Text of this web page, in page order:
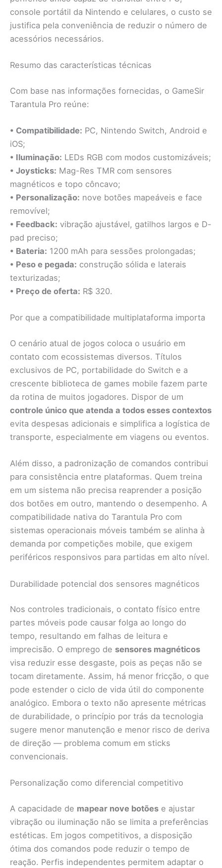
console portátil da Nintendo e celulares, o custo se
justifica pela conveniência de reduzir o número de
acessórios necessários.
Resumo das características técnicas
Com base nas informações fornecidas, o GameSir
Tarantula Pro reúne:
• Compatibilidade: PC, Nintendo Switch, Android e
iOS;
• Iluminação: LEDs RGB com modos customizáveis;
• Joysticks: Mag-Res TMR com sensores
magnéticos e topo côncavo;
• Personalização: nove botões mapeáveis e face
removível;
• Feedback: vibração ajustável, gatilhos largos e D-
pad preciso;
• Bateria: 1200 mAh para sessões prolongadas;
• Peso e pegada: construção sólida e laterais
texturizadas;
• Preço de oferta: R$ 320.
Por que a compatibilidade multiplataforma importa
O cenário atual de jogos coloca o usuário em
contato com ecossistemas diversos. Títulos
exclusivos de PC, portabilidade do Switch e a
crescente biblioteca de games mobile fazem parte
da rotina de muitos jogadores. Dispor de um
controle único que atenda a todos esses contextos
evita despesas adicionais e simplifica a logística de
transporte, especialmente em viagens ou eventos.
Além disso, a padronização de comandos contribui
para consistência entre plataformas. Quem treina
em um sistema não precisa reaprender a posição
dos botões em outro, mantendo o desempenho. A
compatibilidade nativa do Tarantula Pro com
sistemas operacionais móveis também se alinha à
demanda por competições mobile, que exigem
periféricos responsivos para partidas em alto nível.
Durabilidade potencial dos sensores magnéticos
Nos controles tradicionais, o contato físico entre
partes móveis pode causar folga ao longo do
tempo, resultando em falhas de leitura e
imprecisão. O emprego de sensores magnéticos
visa reduzir esse desgaste, pois as peças não se
tocam diretamente. Assim, há menor fricção, o que
pode estender o ciclo de vida útil do componente
analógico. Embora o texto não apresente métricas
de durabilidade, o princípio por trás da tecnologia
sugere menor manutenção e menor risco de deriva
de direção — problema comum em sticks
convencionais.
Personalização como diferencial competitivo
A capacidade de mapear nove botões e ajustar
vibração ou iluminação não se limita a preferências
estéticas. Em jogos competitivos, a disposição
ótima dos comandos pode reduzir o tempo de
reação. Perfis independentes permitem adaptar o